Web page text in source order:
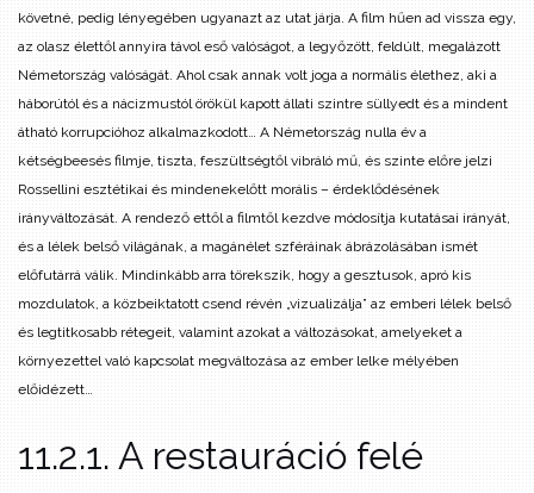
követné, pedig lényegében ugyanazt az utat járja. A film hűen ad vissza egy,
az olasz élettől annyira távol eső valóságot, a legyőzött, feldúlt, megalázott
Németország valóságát. Ahol csak annak volt joga a normális élethez, aki a
háborútól és a nácizmustól örökül kapott állati szintre süllyedt és a mindent
átható korrupcióhoz alkalmazkodott… A Németország nulla év a
kétségbeesés filmje, tiszta, feszültségtől vibráló mű, és szinte előre jelzi
Rossellini esztétikai és mindenekelőtt morális – érdeklődésének
irányváltozását. A rendező ettől a filmtől kezdve módosítja kutatásai irányát,
és a lélek belső világának, a magánélet szféráinak ábrázolásában ismét
előfutárrá válik. Mindinkább arra törekszik, hogy a gesztusok, apró kis
mozdulatok, a közbeiktatott csend révén „vizualizálja” az emberi lélek belső
és legtitkosabb rétegeit, valamint azokat a változásokat, amelyeket a
környezettel való kapcsolat megváltozása az ember lelke mélyében
előidézett…
11.2.1. A restauráció felé